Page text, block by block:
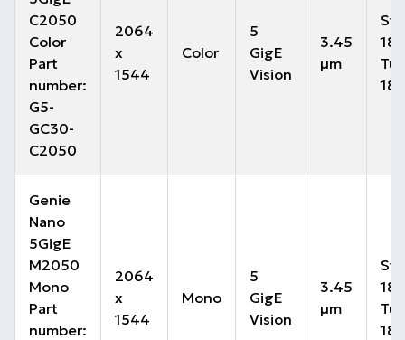
C2050
Color
Part
number:
G5-
GC30-
C2050
2064
x
1544
Color
5
GigE
Vision
3.45
µm
Genie
Nano
5GigE
M2050
Mono
Part
number:
2064
x
1544
Mono
5
GigE
Vision
3.45
µm